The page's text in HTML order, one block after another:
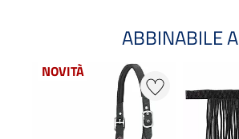
ABBINABILE A
NOVITÀ